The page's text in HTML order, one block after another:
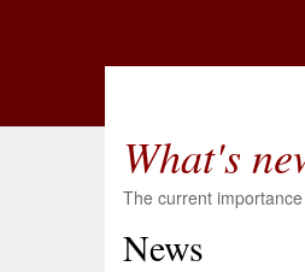
What's
The current
News